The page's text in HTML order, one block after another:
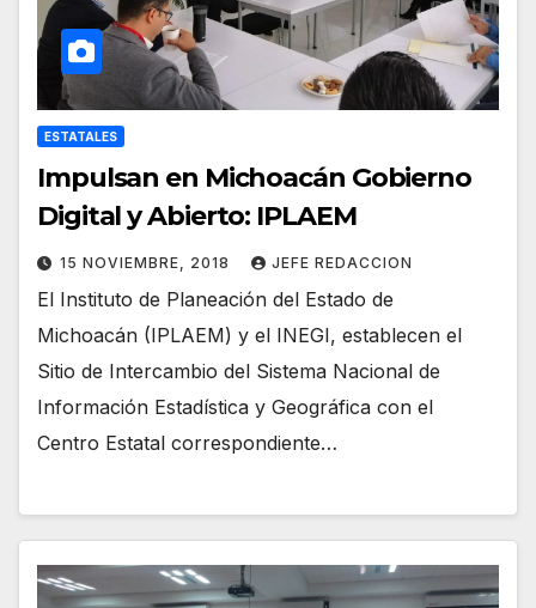
ESTATALES
Impulsan en Michoacán Gobierno
Digital y Abierto: IPLAEM
15 NOVIEMBRE, 2018 JEFE REDACCION
El Instituto de Planeación del Estado de
Michoacán (IPLAEM) y el INEGI, establecen el
Sitio de Intercambio del Sistema Nacional de
Información Estadística y Geográfica con el
Centro Estatal correspondiente…